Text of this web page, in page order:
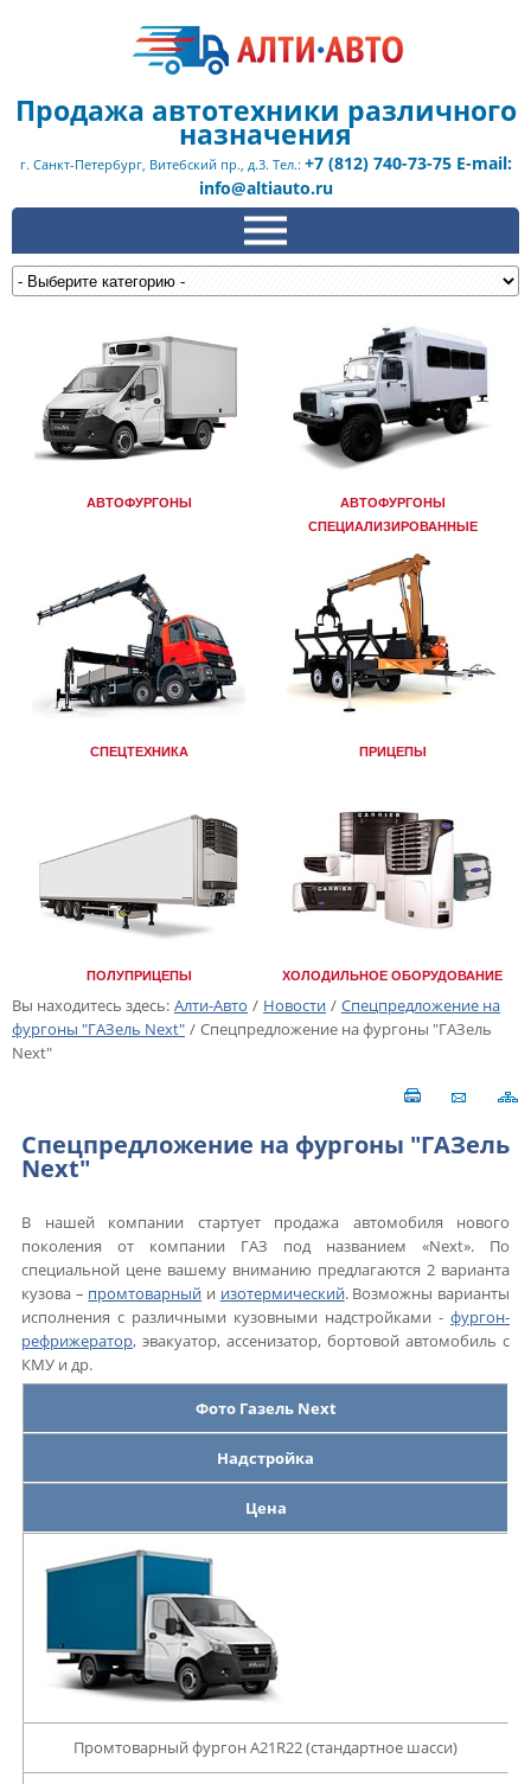
Продажа автотехники различного
назначения
г. Санкт-Петербург, Витебский пр., д.3. Тел.: +7 (812) 740-73-75 E-mail:
info@altiauto.ru
АВТОФУРГОНЫ
АВТОФУРГОНЫ
СПЕЦИАЛИЗИРОВАННЫЕ
СПЕЦТЕХНИКА ПРИЦЕПЫ
ПОЛУПРИЦЕПЫ ХОЛОДИЛЬНОЕ ОБОРУДОВАНИЕ
Вы находитесь здесь: Алти-Авто / Новости / Спецпредложение на
фургоны "ГАЗель Next" / Спецпредложение на фургоны "ГАЗель
Next"
Спецпредложение на фургоны "ГАЗель
Next"
В нашей компании стартует продажа автомобиля нового
поколения от компании ГАЗ под названием «Next». По
специальной цене вашему вниманию предлагаются 2 варианта
кузова – промтоварный и изотермический. Возможны варианты
исполнения с различными кузовными надстройками - фургон-
рефрижератор, эвакуатор, ассенизатор, бортовой автомобиль с
КМУ и др.
Фото Газель Next
Надстройка
Цена
Промтоварный фургон А21R22 (стандартное шасси)